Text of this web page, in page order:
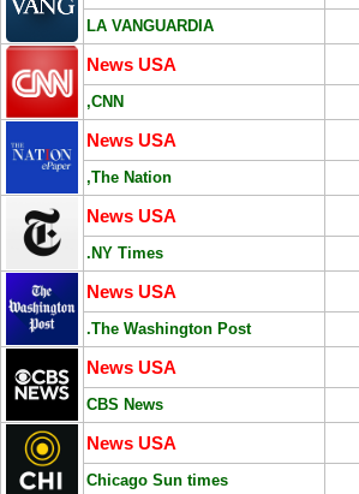
LA VANGUARDIA
News USA
,CNN
News USA
,The Nation
News USA
.NY Times
News USA
.The Washington Post
News USA
CBS News
News USA
Chicago Sun times